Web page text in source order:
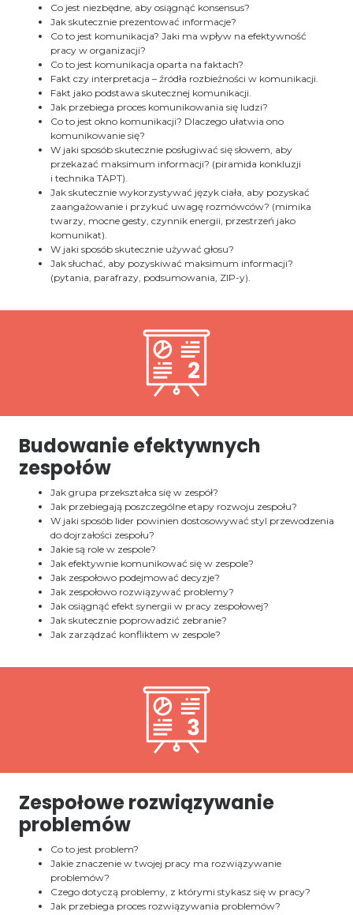
Co jest niezbędne, aby osiągnąć konsensus?
Jak skutecznie prezentować informacje?
Co to jest komunikacja? Jaki ma wpływ na efektywność
pracy w organizacji?
Co to jest komunikacja oparta na faktach?
Fakt czy interpretacja – źródła rozbieżności w komunikacji.
Fakt jako podstawa skutecznej komunikacji.
Jak przebiega proces komunikowania się ludzi?
Co to jest okno komunikacji? Dlaczego ułatwia ono
komunikowanie się?
W jaki sposób skutecznie posługiwać się słowem, aby
przekazać maksimum informacji? (piramida konkluzji
i technika TAPT).
Jak skutecznie wykorzystywać język ciała, aby pozyskać
zaangażowanie i przykuć uwagę rozmówców? (mimika
twarzy, mocne gesty, czynnik energii, przestrzeń jako
komunikat).
W jaki sposób skutecznie używać głosu?
Jak słuchać, aby pozyskiwać maksimum informacji?
(pytania, parafrazy, podsumowania, ZIP-y).
Budowanie efektywnych
zespołów
Jak grupa przekształca się w zespół?
Jak przebiegają poszczególne etapy rozwoju zespołu?
W jaki sposób lider powinien dostosowywać styl przewodzenia
do dojrzałości zespołu?
Jakie są role w zespole?
Jak efektywnie komunikować się w zespole?
Jak zespołowo podejmować decyzje?
Jak zespołowo rozwiązywać problemy?
Jak osiągnąć efekt synergii w pracy zespołowej?
Jak skutecznie poprowadzić zebranie?
Jak zarządzać konfliktem w zespole?
Zespołowe rozwiązywanie
problemów
Co to jest problem?
Jakie znaczenie w twojej pracy ma rozwiązywanie
problemów?
Czego dotyczą problemy, z którymi stykasz się w pracy?
Jak przebiega proces rozwiązywania problemów?